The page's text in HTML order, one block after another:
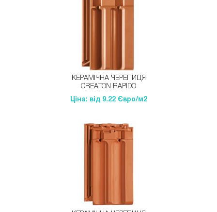
КЕРАМІЧНА ЧЕРЕПИЦЯ
CREATON RAPIDO
Ціна: від 9.22 Євро/м2